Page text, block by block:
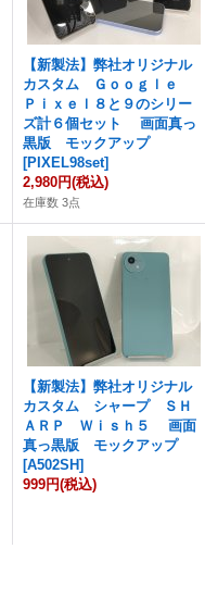
【新製法】弊社オリジナル
カスタム Ｇｏｏｇｌｅ
Ｐｉｘｅｌ８と９のシリー
ズ計６個セット 画面真っ
黒版 モックアップ
[PIXEL98set]
2,980円(税込)
在庫数 3点
【新製法】弊社オリジナル
カスタム シャープ ＳＨ
ＡＲＰ Ｗｉｓｈ５ 画面
真っ黒版 モックアップ
[A502SH]
999円(税込)